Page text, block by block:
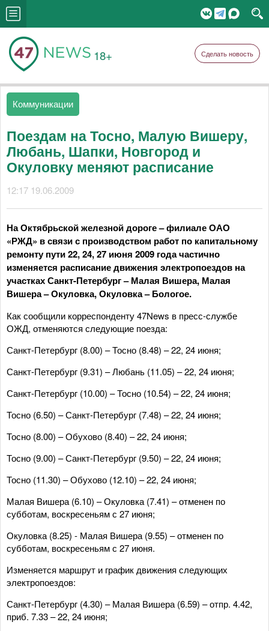
18+ Сделать новость
Коммуникации
Поездам на Тосно, Малую Вишеру,
Любань, Шапки, Новгород и
Окуловку меняют расписание
12:17 19.06.2009
На Октябрьской железной дороге – филиале ОАО
«РЖД» в связи с производством работ по капитальному
ремонту пути 22, 24, 27 июня 2009 года частично
изменяется расписание движения электропоездов на
участках Санкт-Петербург – Малая Вишера, Малая
Вишера – Окуловка, Окуловка – Бологое.
Как сообщили корреспонденту 47News в пресс-службе
ОЖД, отменяются следующие поезда:
Санкт-Петербург (8.00) – Тосно (8.48) – 22, 24 июня;
Санкт-Петербург (9.31) – Любань (11.05) – 22, 24 июня;
Санкт-Петербург (10.00) – Тосно (10.54) – 22, 24 июня;
Тосно (6.50) – Санкт-Петербург (7.48) – 22, 24 июня;
Тосно (8.00) – Обухово (8.40) – 22, 24 июня;
Тосно (9.00) – Санкт-Петербург (9.50) – 22, 24 июня;
Тосно (11.30) – Обухово (12.10) – 22, 24 июня;
Малая Вишера (6.10) – Окуловка (7.41) – отменен по
субботам, воскресеньям с 27 июня;
Окуловка (8.25) - Малая Вишера (9.55) – отменен по
субботам, воскресеньям с 27 июня.
Изменяется маршрут и график движения следующих
электропоездов:
Санкт-Петербург (4.30) – Малая Вишера (6.59) – отпр. 4.42,
приб. 7.33 – 22, 24 июня;